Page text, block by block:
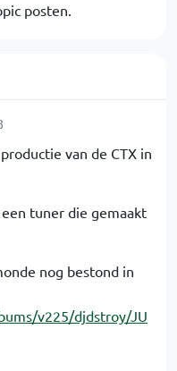
posten.
van de CTX in
tuner die gemaakt
nog bestond in
v225/djdstroy/JU